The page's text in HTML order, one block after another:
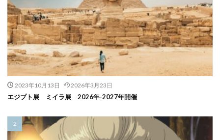
2023年10月13日 2026年3月23日
エジプト展 ミイラ展 2026年-2027年開催